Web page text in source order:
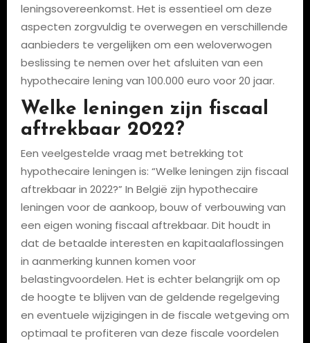
leningsovereenkomst. Het is essentieel om deze
aspecten zorgvuldig te overwegen en verschillende
aanbieders te vergelijken om een weloverwogen
beslissing te nemen over het afsluiten van een
hypothecaire lening van 100.000 euro voor 20 jaar.
Welke leningen zijn fiscaal
aftrekbaar 2022?
Een veelgestelde vraag met betrekking tot
hypothecaire leningen is: “Welke leningen zijn fiscaal
aftrekbaar in 2022?” In België zijn hypothecaire
leningen voor de aankoop, bouw of verbouwing van
een eigen woning fiscaal aftrekbaar. Dit houdt in
dat de betaalde interesten en kapitaalaflossingen
in aanmerking kunnen komen voor
belastingvoordelen. Het is echter belangrijk om op
de hoogte te blijven van de geldende regelgeving
en eventuele wijzigingen in de fiscale wetgeving om
optimaal te profiteren van deze fiscale voordelen